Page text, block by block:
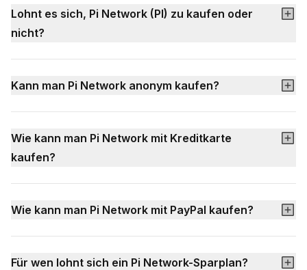
Lohnt es sich, Pi Network (PI) zu kaufen oder
nicht?
Kann man Pi Network anonym kaufen?
Wie kann man Pi Network mit Kreditkarte
kaufen?
Wie kann man Pi Network mit PayPal kaufen?
Für wen lohnt sich ein Pi Network-Sparplan?